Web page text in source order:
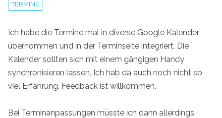
TERMINE
Ich habe die Termine mal in diverse Google Kalender
übernommen und in der Terminseite integriert. Die
Kalender sollten sich mit einem gängigen Handy
synchronisieren lassen. Ich hab da auch noch nicht so
viel Erfahrung. Feedback ist willkommen.
Bei Terminanpassungen müsste ich dann allerdings